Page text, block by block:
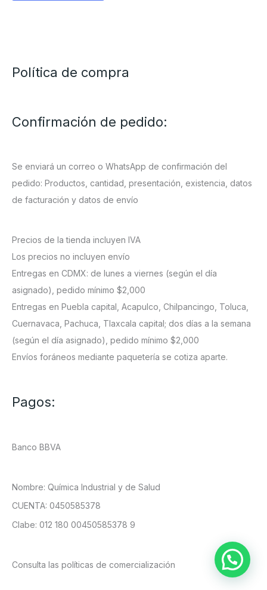
Política de compra
Confirmación de pedido:
Se enviará un correo o WhatsApp de confirmación del
pedido: Productos, cantidad, presentación, existencia, datos
de facturación y datos de envío
Precios de la tienda incluyen IVA
Los precios no incluyen envío
Entregas en CDMX: de lunes a viernes (según el día
asignado), pedido mínimo $2,000
Entregas en Puebla capital, Acapulco, Chilpancingo, Toluca,
Cuernavaca, Pachuca, Tlaxcala capital; dos días a la semana
(según el día asignado), pedido mínimo $2,000
Envíos foráneos mediante paquetería se cotiza aparte.
Pagos:
Banco BBVA
Nombre: Química Industrial y de Salud
CUENTA: 0450585378
Clabe: 012 180 00450585378 9
Consulta las políticas de comercialización